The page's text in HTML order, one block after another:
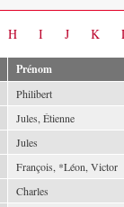
H I J K
Prénom
Philibert
Jules, Étienne
Jules
François, *Léon, Victor
Charles